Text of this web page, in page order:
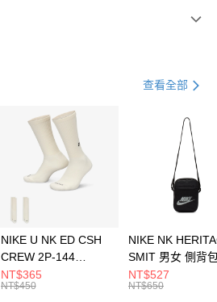
21家銀行
第一商業銀行
彰化商業銀行
查看全部
NIKE U NK ED CSH
CREW 2P-144
EMBRDY 男女 短統襪
FZ3073133
NT$365
NT$450
NIKE NK
SMIT 男女 側背
BA5871010
NT$527
NT$650